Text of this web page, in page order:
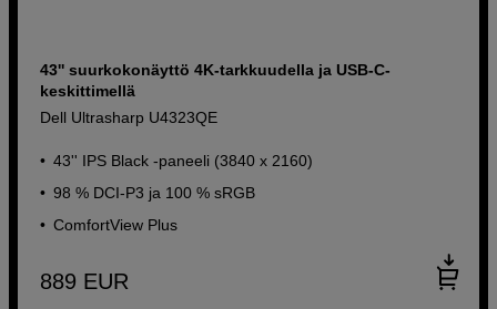
43'' suurkokonäyttö 4K-tarkkuudella ja USB-C-
keskittimellä
Dell Ultrasharp U4323QE
43'' IPS Black -paneeli (3840 x 2160)
98 % DCI-P3 ja 100 % sRGB
ComfortView Plus
889 EUR